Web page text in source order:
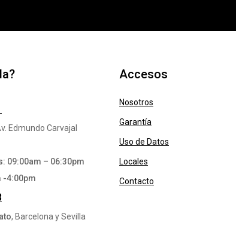
Edmundo Carvajal
09:00am – 06:30pm
-4:00pm
, Barcelona y Sevilla
Accesos
Nosotros
Garantía
Uso de Datos
Locales
Contacto